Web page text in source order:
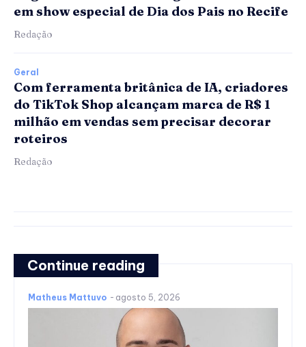
em show especial de Dia dos Pais no Recife
Redação
Geral
Com ferramenta britânica de IA, criadores
do TikTok Shop alcançam marca de R$ 1
milhão em vendas sem precisar decorar
roteiros
Redação
Continue reading
Matheus Mattuvo - agosto 5, 2026